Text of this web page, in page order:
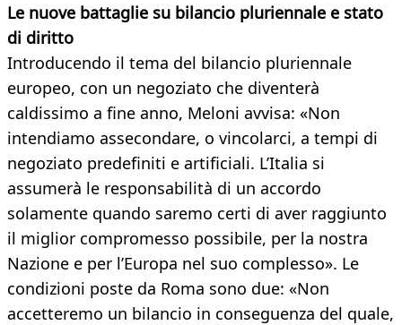
Le nuove battaglie su bilancio pluriennale e stato
di diritto
Introducendo il tema del bilancio pluriennale
europeo, con un negoziato che diventerà
caldissimo a fine anno, Meloni avvisa: «Non
intendiamo assecondare, o vincolarci, a tempi di
negoziato predefiniti e artificiali. L’Italia si
assumerà le responsabilità di un accordo
solamente quando saremo certi di aver raggiunto
il miglior compromesso possibile, per la nostra
Nazione e per l’Europa nel suo complesso». Le
condizioni poste da Roma sono due: «Non
accetteremo un bilancio in conseguenza del quale,